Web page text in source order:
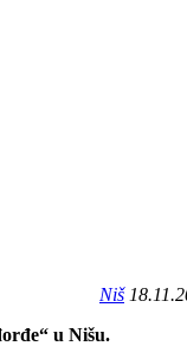
Niš
u Nišu.